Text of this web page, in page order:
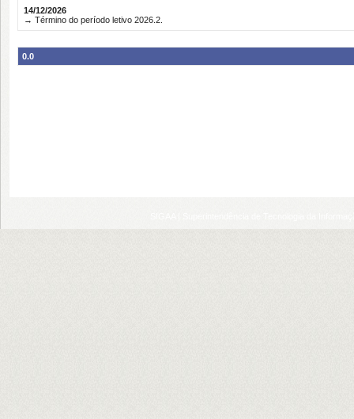
14/12/2026
→ Término do período letivo 2026.2.
0.0